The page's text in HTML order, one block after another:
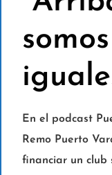
En el podcast
Remo Puerto
financiar un club